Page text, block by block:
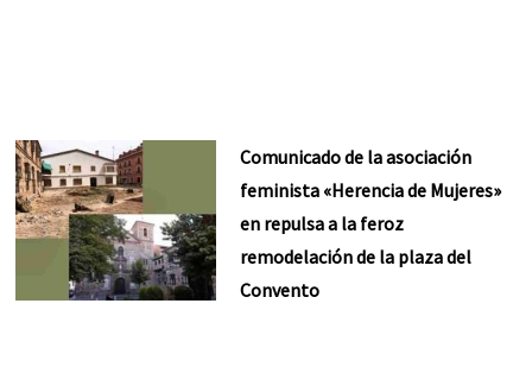
Comunicado de la asociación
feminista «Herencia de Mujeres»
en repulsa a la feroz
remodelación de la plaza del
Convento